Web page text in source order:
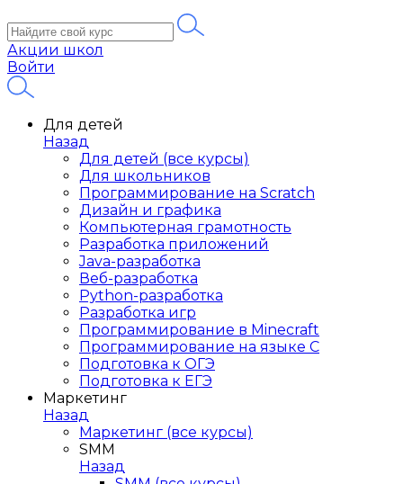
Акции школ
Войти
Для детей
Назад
Для детей (все курсы)
Для школьников
Программирование на Scratch
Дизайн и графика
Компьютерная грамотность
Разработка приложений
Java-разработка
Веб-разработка
Python-разработка
Разработка игр
Программирование в Minecraft
Программирование на языке C
Подготовка к ОГЭ
Подготовка к ЕГЭ
Маркетинг
Назад
Маркетинг (все курсы)
SMM
Назад